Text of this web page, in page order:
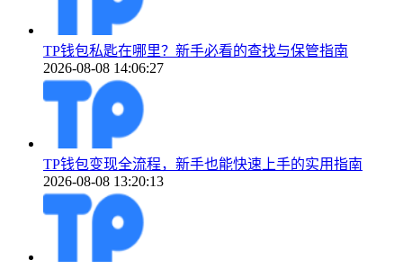
TP钱包私匙在哪里？新手必看的查找与保管指南
2026-08-08 14:06:27
TP钱包变现全流程，新手也能快速上手的实用指南
2026-08-08 13:20:13